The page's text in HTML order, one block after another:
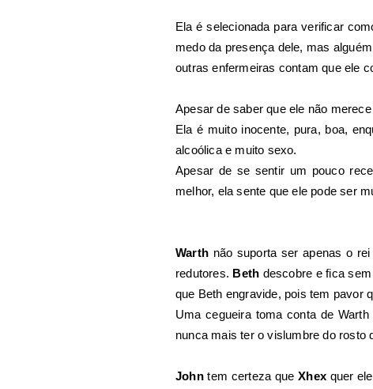
Ela é selecionada para verificar
medo da presença dele, mas
outras enfermeiras contam que ele
Apesar de saber que ele não
Ela é muito inocente, pura, boa,
alcoólica e muito sexo.
Apesar de se sentir um pouco
melhor, ela sente que ele pode ser
Warth não suporta ser apenas o
redutores. Beth descobre e fica
que Beth engravide, pois tem pavor
Uma cegueira toma conta de
nunca mais ter o vislumbre do rosto
Johntem certeza queXhexquer ele